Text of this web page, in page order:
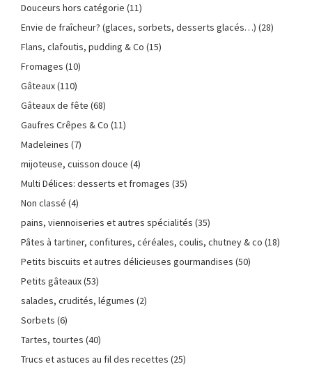
Douceurs hors catégorie (11)
Envie de fraîcheur? (glaces, sorbets, desserts glacés…) (28)
Flans, clafoutis, pudding & Co (15)
Fromages (10)
Gâteaux(110)
Gâteaux de fête (68)
Gaufres Crêpes & Co (11)
Madeleines (7)
mijoteuse, cuisson douce (4)
Multi Délices: desserts et fromages (35)
Non classé (4)
pains, viennoiseries et autres spécialités (35)
Pâtes à tartiner, confitures, céréales, coulis, chutney & co (18)
Petits biscuits et autres délicieuses gourmandises (50)
Petits gâteaux(53)
salades, crudités, légumes (2)
Sorbets (6)
Tartes, tourtes (40)
Trucs et astuces au fil des recettes (25)